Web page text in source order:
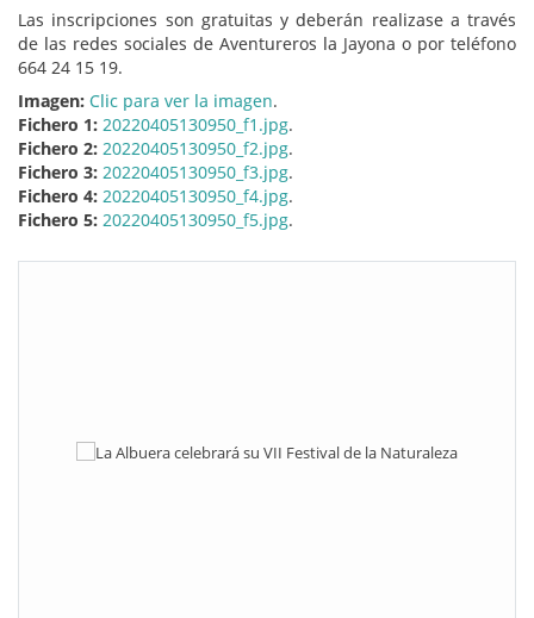
Las inscripciones son gratuitas y deberán realizase a través
de las redes sociales de Aventureros la Jayona o por teléfono
664 24 15 19.
Imagen: Clic para ver la imagen.
Fichero 1: 20220405130950_f1.jpg.
Fichero 2: 20220405130950_f2.jpg.
Fichero 3: 20220405130950_f3.jpg.
Fichero 4: 20220405130950_f4.jpg.
Fichero 5: 20220405130950_f5.jpg.